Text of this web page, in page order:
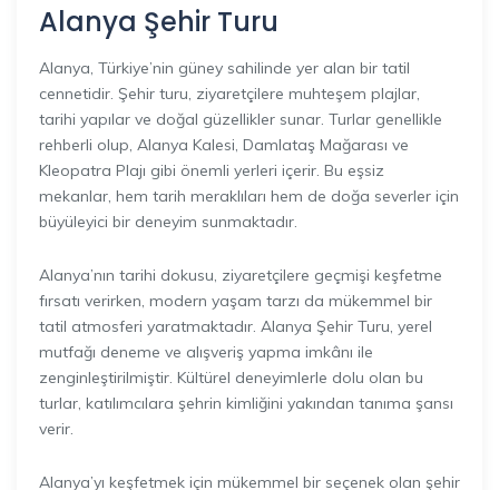
Alanya Şehir Turu
Alanya, Türkiye’nin güney sahilinde yer alan bir tatil
cennetidir. Şehir turu, ziyaretçilere muhteşem plajlar,
tarihi yapılar ve doğal güzellikler sunar. Turlar genellikle
rehberli olup, Alanya Kalesi, Damlataş Mağarası ve
Kleopatra Plajı gibi önemli yerleri içerir. Bu eşsiz
mekanlar, hem tarih meraklıları hem de doğa severler için
büyüleyici bir deneyim sunmaktadır.
Alanya’nın tarihi dokusu, ziyaretçilere geçmişi keşfetme
fırsatı verirken, modern yaşam tarzı da mükemmel bir
tatil atmosferi yaratmaktadır. Alanya Şehir Turu, yerel
mutfağı deneme ve alışveriş yapma imkânı ile
zenginleştirilmiştir. Kültürel deneyimlerle dolu olan bu
turlar, katılımcılara şehrin kimliğini yakından tanıma şansı
verir.
Alanya’yı keşfetmek için mükemmel bir seçenek olan şehir